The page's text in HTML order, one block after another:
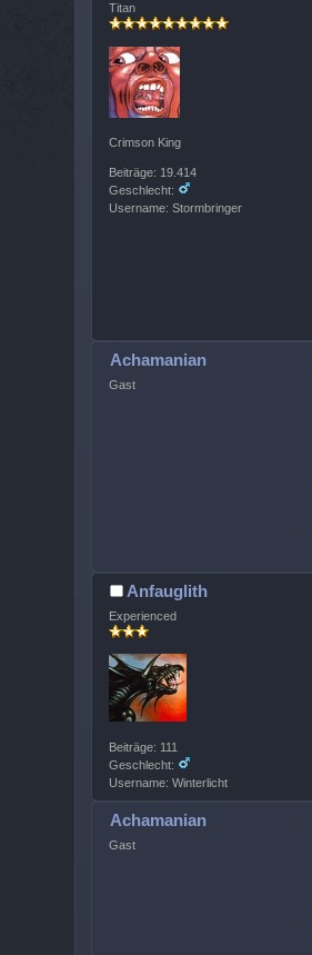
Titan
Crimson King
Beiträge: 19.414
Geschlecht:
Username: Stormbringer
Achamanian
Gast
Anfauglith
Experienced
Beiträge: 111
Geschlecht:
Username: Winterlicht
Achamanian
Gast